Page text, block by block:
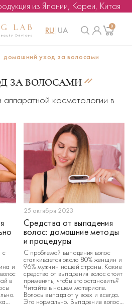
из Японии, Кореи, Китая
RU UA 0
домашний уход за волосами
ЗА ВОЛОСАМИ
аппаратной косметологии в
с
и
в
25 октября 2023
Средства от выпадения
волос: домашние методы
и процедуры
С проблемой выпадения волос
сталкивается около 80% женщин и
96% мужчин нашей страны. Какие
средства от выпадения волос стоит
применять, чтобы это остановить?
Читайте в нашем материале.
Волосы выпадают у всех и всегда.
Это нормально. Выпадение волос